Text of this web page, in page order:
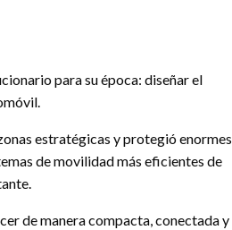
para su época: diseñar el
estratégicas y protegió enormes
de movilidad más eficientes de
de manera compacta, conectada y